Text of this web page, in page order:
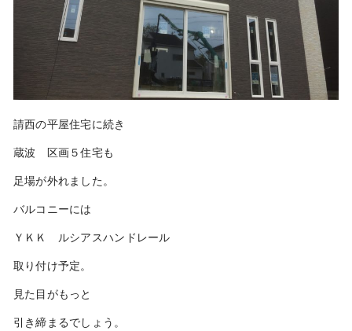
請西の平屋住宅に続き
蔵波 区画５住宅も
足場が外れました。
バルコニーには
ＹＫＫ ルシアスハンドレール
取り付け予定。
見た目がもっと
引き締まるでしょう。